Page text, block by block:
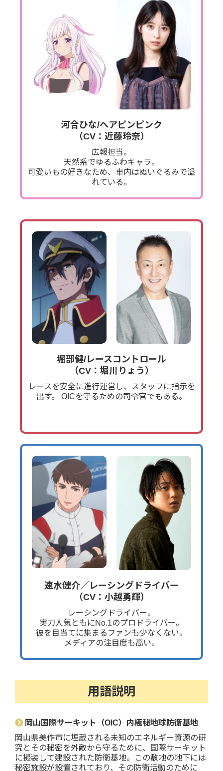
河合ひな/ヘアピンピンク
（CV：近藤玲奈）
広報担当。
天然系でゆるふわキャラ。
可愛いもの好きなため、車内はぬいぐるみで溢
れている。
堀部健/レースコントロール
（CV：堀川りょう）
レースを安全に進行運営し、スタッフに指示を
出す。
OICを守るための司令官でもある。
速水健介／レーシングドライバー
（CV：小越勇輝）
レーシングドライバー。
実力人気ともにNo.1のプロドライバー。
彼を目当てに集まるファンも少なくない。
メディアの注目度も高い。
用語説明
岡山国際サーキット（OIC）内極秘地球防衛基地
岡山県美作市に埋蔵される未知のエネルギー資源の研
究とその秘密を外敵から守るために、国際サーキット
に擬装して建設された防衛基地。この敷地の地下には
秘密施設が設置されており、その防衛活動のために